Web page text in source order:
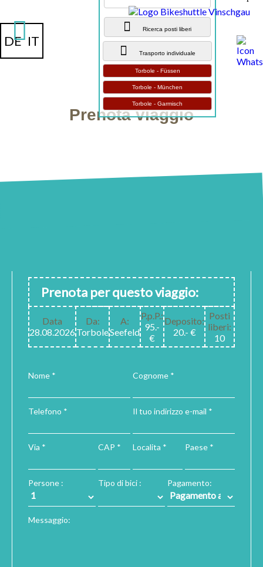
DE IT
Ricerca posti liberi
Trasporto individuale
Torbole - Füssen
Torbole - München
Torbole - Garmisch
Prenota viaggio
Prenota per questo viaggio:
Data
28.08.2026
Da:
Torbole
A:
Seefeld
P.p.P.:
95.-
€
Deposito:
20.- €
Posti
liberi:
10
Nome * Cognome *
Telefono * Il tuo indirizzo e-mail *
Via * CAP * Localita * Paese *
Persone : Tipo di bici : Pagamento:
Messaggio: